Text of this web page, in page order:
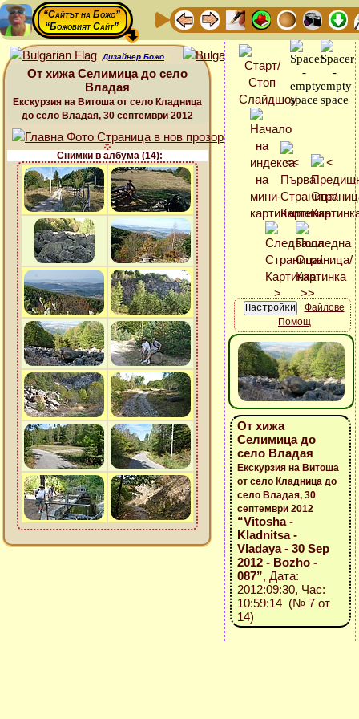
“Сайтът на Божо”
“Божовият Сайт”
Дизайнер Божо
От хижа Селимица до село
Владая
Екскурзия на Витоша от село Кладница
до село Владая, 30 септември 2012
Снимки в албума (14):
Файлове
Помощ
От хижа
Селимица до
село Владая
Екскурзия на Витоша
от село Кладница до
село Владая, 30
септември 2012
“Vitosha -
Kladnitsa -
Vladaya - 30 Sep
2012 - Bozho -
087”, Дата:
2012:09:30, Час:
10:59:14 (№ 7 от
14)